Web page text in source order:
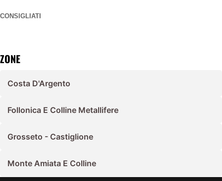
CONSIGLIATI
ZONE
Costa D'Argento
Follonica E Colline Metallifere
Grosseto - Castiglione
Monte Amiata E Colline